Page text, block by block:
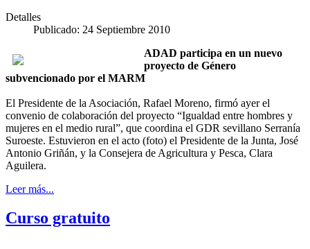
Detalles
Publicado: 24 Septiembre 2010
ADAD participa en un nuevo
proyecto de Género
subvencionado por el MARM
El Presidente de la Asociación, Rafael Moreno, firmó ayer el
convenio de colaboración del proyecto “Igualdad entre hombres y
mujeres en el medio rural”, que coordina el GDR sevillano Serranía
Suroeste. Estuvieron en el acto (foto) el Presidente de la Junta, José
Antonio Griñán, y la Consejera de Agricultura y Pesca, Clara
Aguilera.
Leer más...
Curso gratuito